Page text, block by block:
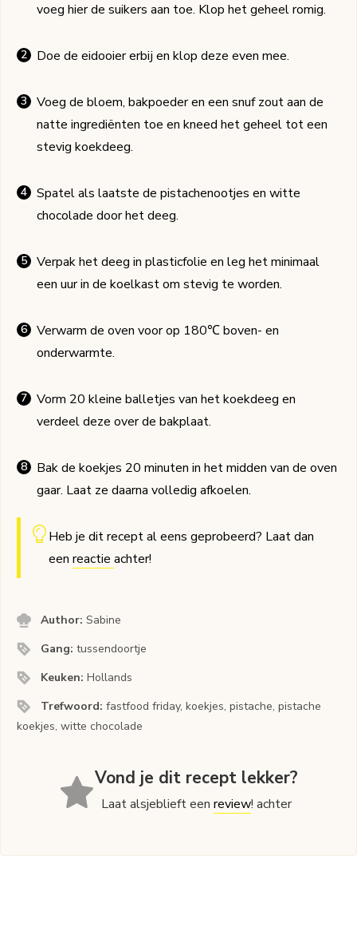
voeg hier de suikers aan toe. Klop het geheel romig.
Doe de eidooier erbij en klop deze even mee.
Voeg de bloem, bakpoeder en een snuf zout aan de
natte ingrediënten toe en kneed het geheel tot een
stevig koekdeeg.
Spatel als laatste de pistachenootjes en witte
chocolade door het deeg.
Verpak het deeg in plasticfolie en leg het minimaal
een uur in de koelkast om stevig te worden.
Verwarm de oven voor op 180℃ boven- en
onderwarmte.
Vorm 20 kleine balletjes van het koekdeeg en
verdeel deze over de bakplaat.
Bak de koekjes 20 minuten in het midden van de oven
gaar. Laat ze daarna volledig afkoelen.
Heb je dit recept al eens geprobeerd? Laat dan
een reactie achter!
Author:Sabine
Gang:tussendoortje
Keuken:Hollands
Trefwoord:fastfood friday, koekjes, pistache, pistache
koekjes, witte chocolade
Vond je dit recept lekker?
Laat alsjeblieft eenreview! achter